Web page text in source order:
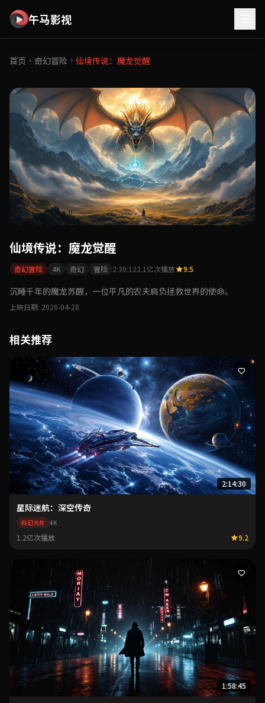
午马影视
首页 奇幻冒险 仙境传说：魔龙觉醒
点击播放
仙境传说：魔龙觉醒
奇幻冒险 4K 奇幻 冒险 2:30:122.1亿次播放 9.5
沉睡千年的魔龙苏醒，一位平凡的农夫肩负拯救世界的使命。
上映日期: 2026-04-28
相关推荐
2:14:30
星际迷航：深空传奇
科幻大片 4K
1.2亿次播放 9.2
1:58:45